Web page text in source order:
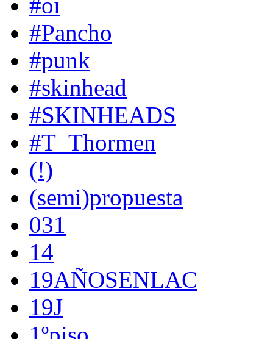
#oi
#Pancho
#punk
#skinhead
#SKINHEADS
#T_Thormen
(!)
(semi)propuesta
031
14
19AÑOSENLAC
19J